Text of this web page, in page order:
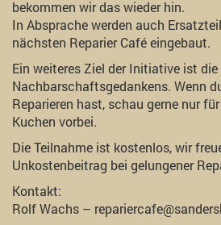
bekommen wir das wieder hin.
In Absprache werden auch
nächsten Reparier Café eingebaut.
Ein weiteres Ziel der Initiative ist die
Nachbarschaftsgedankens. Wenn
Reparieren hast, schau gerne nur
Kuchen vorbei.
Die Teilnahme ist kostenlos, wir
Unkostenbeitrag bei gelungener
Kontakt:
Rolf Wachs –